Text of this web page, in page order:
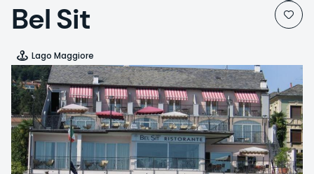
Bel Sit
Lago Maggiore